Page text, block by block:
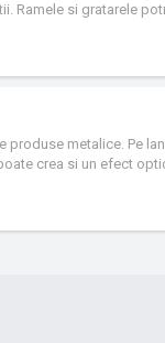
Ramele si gratarele
produse metalice. Pe
crea si un efect
de exemplu,